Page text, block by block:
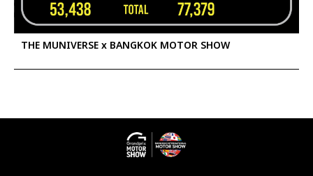
THE MUNIVERSE x BANGKOK MOTOR SHOW